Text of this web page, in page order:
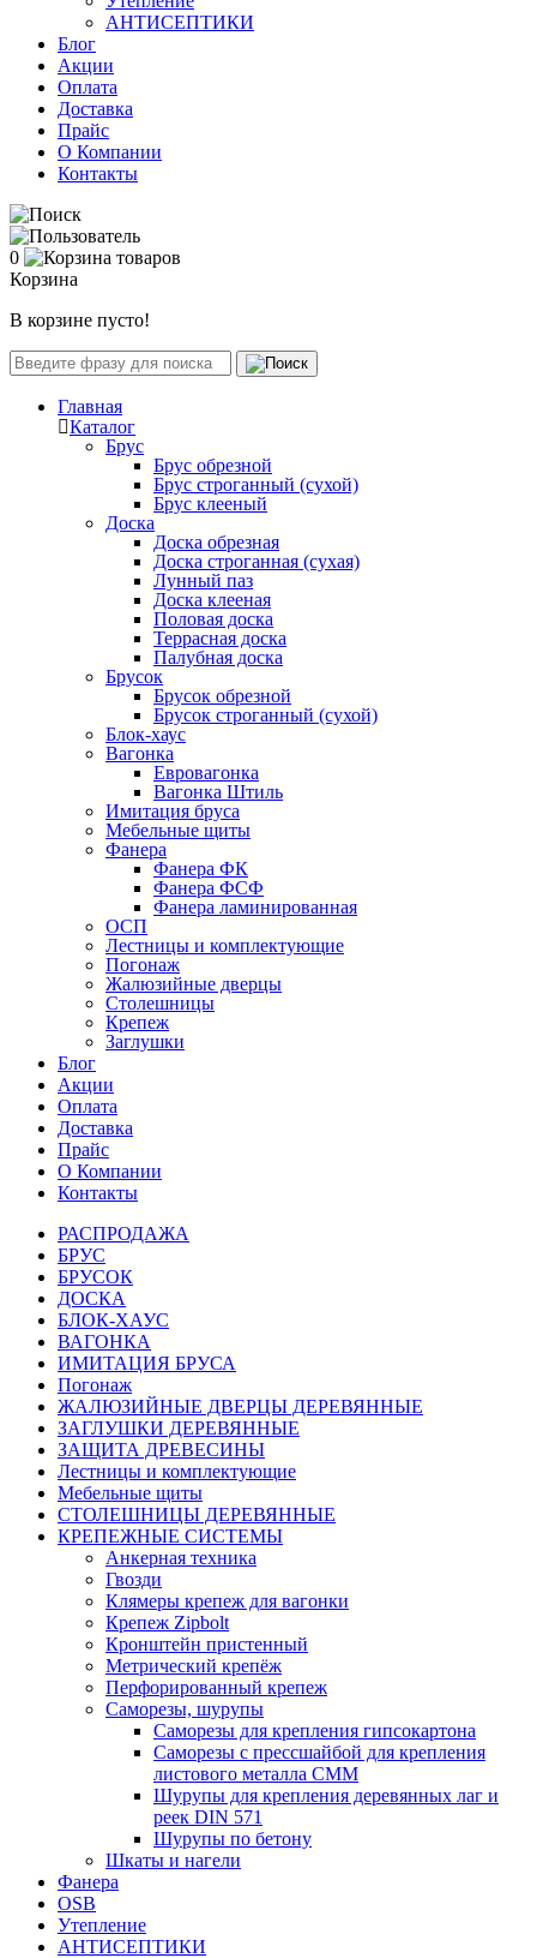
АНТИСЕПТИКИ
Блог
Акции
Оплата
Доставка
Прайс
О Компании
Контакты
0
Корзина
В корзине пусто!
Главная
Каталог
Брус
Брус обрезной
Брус строганный (сухой)
Брус клееный
Доска
Доска обрезная
Доска строганная (сухая)
Лунный паз
Доска клееная
Половая доска
Террасная доска
Палубная доска
Брусок
Брусок обрезной
Брусок строганный (сухой)
Блок-хаус
Вагонка
Евровагонка
Вагонка Штиль
Имитация бруса
Мебельные щиты
Фанера
Фанера ФК
Фанера ФСФ
Фанера ламинированная
ОСП
Лестницы и комплектующие
Погонаж
Жалюзийные дверцы
Столешницы
Крепеж
Заглушки
Блог
Акции
Оплата
Доставка
Прайс
О Компании
Контакты
РАСПРОДАЖА
БРУС
БРУСОК
ДОСКА
БЛОК-ХАУС
ВАГОНКА
ИМИТАЦИЯ БРУСА
Погонаж
ЖАЛЮЗИЙНЫЕ ДВЕРЦЫ ДЕРЕВЯННЫЕ
ЗАГЛУШКИ ДЕРЕВЯННЫЕ
ЗАЩИТА ДРЕВЕСИНЫ
Лестницы и комплектующие
Мебельные щиты
СТОЛЕШНИЦЫ ДЕРЕВЯННЫЕ
КРЕПЕЖНЫЕ СИСТЕМЫ
Анкерная техника
Гвозди
Клямеры крепеж для вагонки
Крепеж Zipbolt
Кронштейн пристенный
Метрический крепёж
Перфорированный крепеж
Саморезы, шурупы
Саморезы для крепления гипсокартона
Саморезы с прессшайбой для крепления
листового металла СММ
Шурупы для крепления деревянных лаг и
реек DIN 571
Шурупы по бетону
Шкаты и нагели
Фанера
OSB
Утепление
АНТИСЕПТИКИ